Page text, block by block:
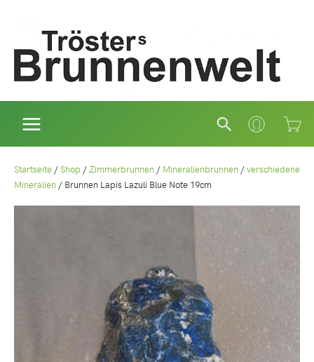
Suchen
Startseite /Shop /Zimmerbrunnen / Mineralienbrunnen /verschiedene
Mineralien / Brunnen Lapis Lazuli Blue Note 19cm